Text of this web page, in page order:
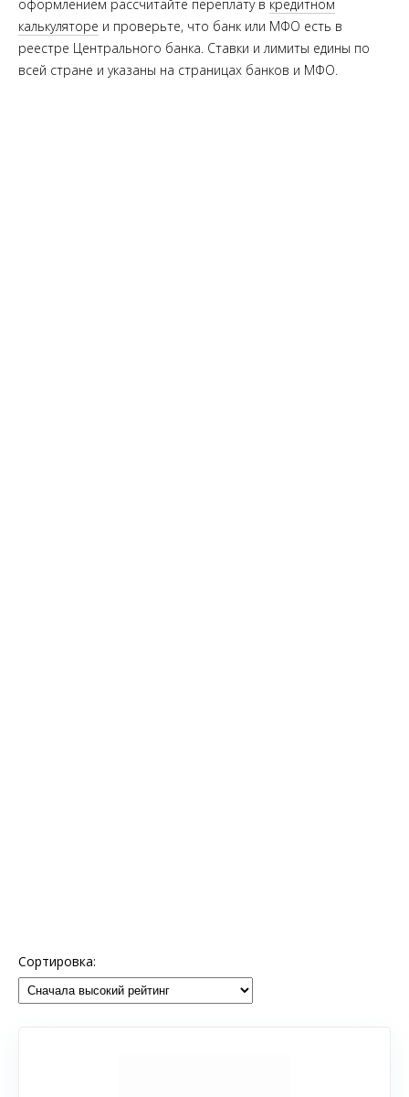
оформлением рассчитайте переплату в кредитном
калькуляторе и проверьте, что банк или МФО есть в
реестре Центрального банка. Ставки и лимиты едины по
всей стране и указаны на страницах банков и МФО.
Сортировка: